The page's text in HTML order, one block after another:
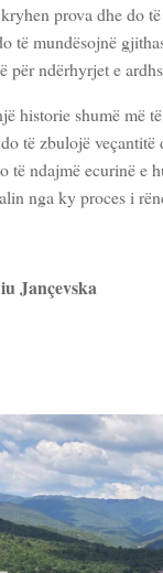
prova dhe do
të mundësojnë
për ndërhyrjet e
historie shumë më
të zbulojë
të ndajmë ecurinë e
nga ky proces i
Jançevska